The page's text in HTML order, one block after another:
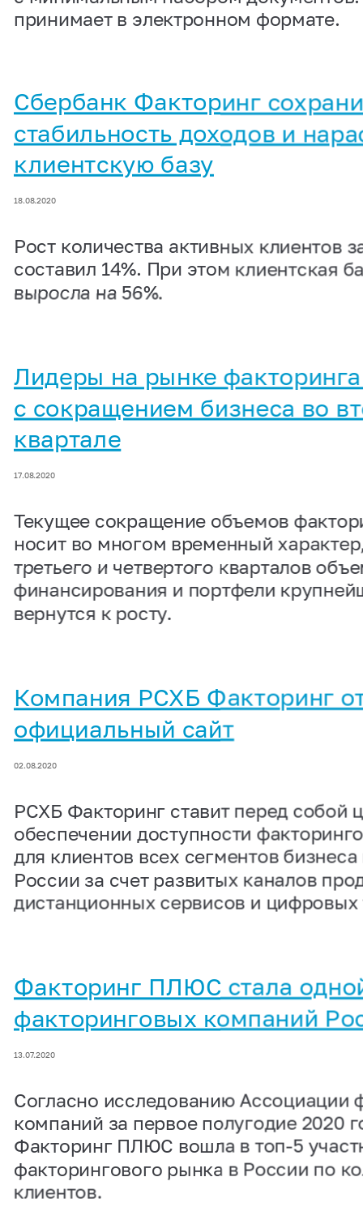
принимает в электронном формате.
Сбербанк Факторинг
стабильность доходов и
клиентскую базу
18.08.2020
Рост количества активных клиентов
составил 14%. При этом клиентская
выросла на 56%.
Лидеры на рынке
с сокращением бизнеса во
квартале
17.08.2020
Текущее сокращение объемов
носит во многом временный
третьего и четвертого кварталов
финансирования и портфели
вернутся к росту.
Компания РСХБ Факторинг
официальный сайт
02.08.2020
РСХБ Факторинг ставит перед собой
обеспечении доступности
для клиентов всех сегментов
России за счет развитых каналов
дистанционных сервисов и цифровых
Факторинг ПЛЮС стала
факторинговых компаний
13.07.2020
Согласно исследованию Ассоциации
компаний за первое полугодие 2020
Факторинг ПЛЮС вошла в топ-5
факторингового рынка в России по
клиентов.